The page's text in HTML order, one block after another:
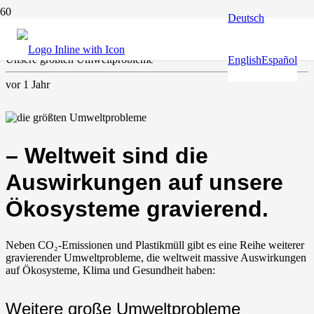
Deutsch
EnglishEspañol
Klima & Umwelt
Unsere größten Umweltprobleme
vor 1 Jahr
– Weltweit sind die
Auswirkungen auf unsere
Ökosysteme gravierend.
Neben CO₂-Emissionen und Plastikmüll gibt es eine Reihe weiterer
gravierender Umweltprobleme, die weltweit massive Auswirkungen
auf Ökosysteme, Klima und Gesundheit haben:
Weitere große Umweltprobleme